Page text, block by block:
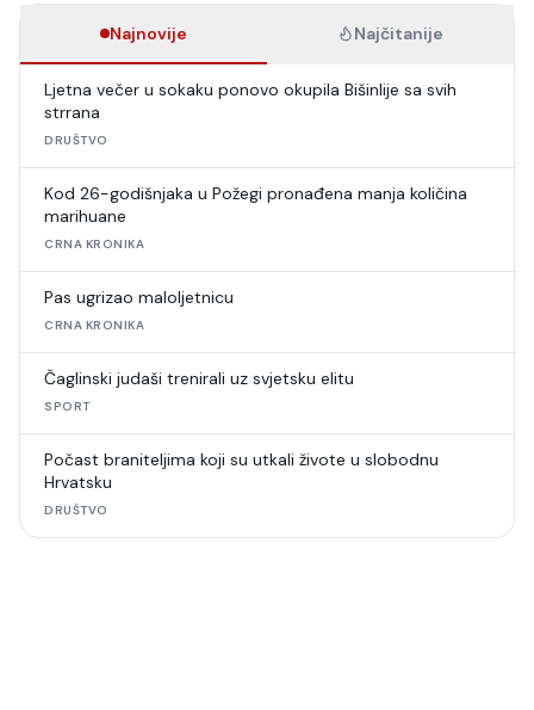
Najnovije Najčitanije
Ljetna večer u sokaku ponovo okupila Bišinlije sa svih
strrana
DRUŠTVO
Kod 26-godišnjaka u Požegi pronađena manja količina
marihuane
CRNA KRONIKA
Pas ugrizao maloljetnicu
CRNA KRONIKA
Čaglinski judaši trenirali uz svjetsku elitu
SPORT
Počast braniteljima koji su utkali živote u slobodnu
Hrvatsku
DRUŠTVO